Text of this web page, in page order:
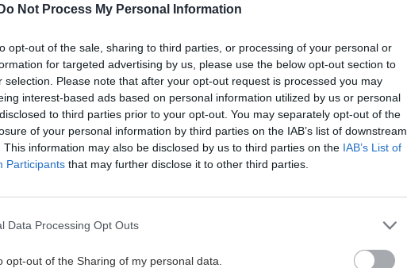
Do Not Process My Personal Information
opt-out of the sale, sharing to third parties, or processing of your personal or
for targeted advertising by us, please use the below opt-out section to
selection. Please note that after your opt-out request is processed you may
interest-based ads based on personal information utilized by us or personal
to third parties prior to your opt-out. You may separately opt-out of the
of your personal information by third parties on the IAB’s list of downstream
This information may also be disclosed by us to third parties on the IAB’s List of
Participants that may further disclose it to other third parties.
Data Processing Opt Outs
opt-out of the Sharing of my personal data.
ΚΡΗΤΗ
τα Ολοκαυτώματα σε Αλικιανό και
Σκινέ
21:36
ΟΙΚΟΝΟΜΙΑ
Εφορία: Πότε ελέγχει τις καταθέσεις
μας στην τράπεζα
Μυλοπόταμος: Γεύσεις
Δεκαπενταύγουστου και παράδοση